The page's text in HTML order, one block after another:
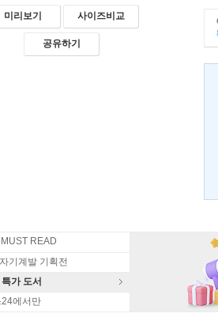
미리보기 사이즈비교
공유하기
READ
기계발 기획전
가 도서
24에서만